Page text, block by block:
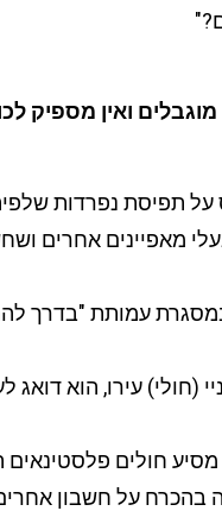
ואין מספיק
תפיסת נפרדות
מאפיינים אחרים
עמותת "בדרך
(חולי) עירו, הוא דואג
חולים פלסטינאים
בהכרח על חשבון